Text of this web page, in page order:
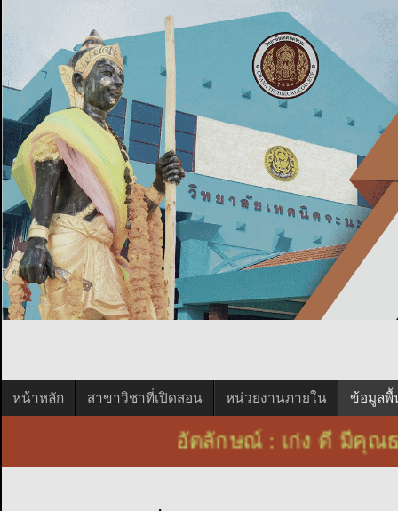
หน้าหลัก สาขาวิชาที่เปิดสอน หน่วยงานภายใน ข้อมูลพื้
อัตลักษณ์ : เก่ง ดี